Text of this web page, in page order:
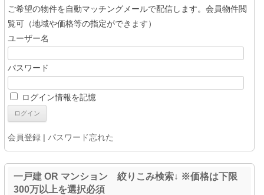
ご希望の物件を自動マッチングメールで配信します。会員物件閲
覧可（地域や価格等の指定ができます）
ユーザー名
パスワード
ログイン情報を記憶
会員登録 | パスワード忘れた
一戸建 OR マンション 絞りこみ検索↓ ※価格は下限
300万以上を選択必須